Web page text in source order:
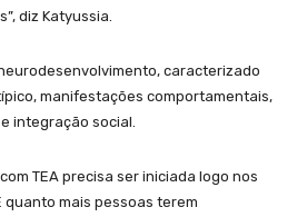
diz Katyussia.
caracterizado
manifestações comportamentais,
integração social.
TEA precisa ser iniciada logo nos
quanto mais pessoas terem